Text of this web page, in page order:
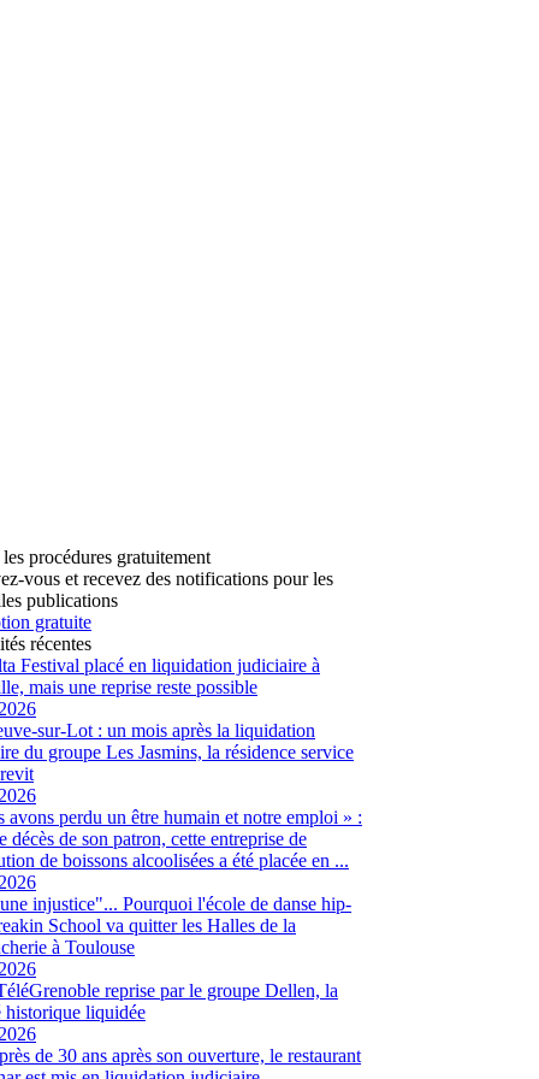
procédures gratuitement
vous et recevez des notifications pour les
publications
gratuite
récentes
Festival placé en liquidation judiciaire à
mais une reprise reste possible
sur-Lot : un mois après la liquidation
du groupe Les Jasmins, la résidence service
avons perdu un être humain et notre emploi » :
décès de son patron, cette entreprise de
de boissons alcoolisées a été placée en ...
injustice"... Pourquoi l'école de danse hip-
School va quitter les Halles de la
à Toulouse
reprise par le groupe Dellen, la
historique liquidée
de 30 ans après son ouverture, le restaurant